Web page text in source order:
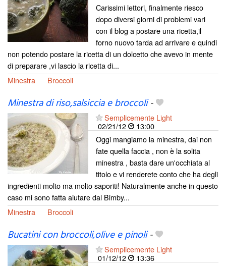
Carissimi lettori, finalmente riesco
dopo diversi giorni di problemi vari
con il blog a postare una ricetta,il
forno nuovo tarda ad arrivare e quindi
non potendo postare la ricetta di un dolcetto che avevo in mente
di preparare ,vi lascio la ricetta di...
Minestra
Broccoli
Minestra di riso,salsiccia e broccoli-
Semplicemente Light
02/21/12
13:00
Oggi mangiamo la minestra, dai non
fate quella faccia , non è la solita
minestra , basta dare un'occhiata al
titolo e vi renderete conto che ha degli
ingredienti molto ma molto saporiti! Naturalmente anche in questo
caso mi sono fatta aiutare dal Bimby...
Minestra
Broccoli
Bucatini con broccoli,olive e pinoli-
Semplicemente Light
01/12/12
13:36